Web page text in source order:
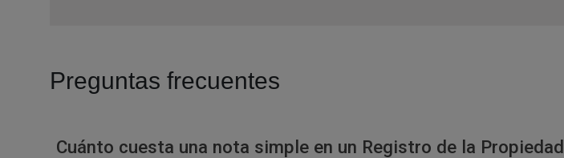
Preguntas frecuentes
Cuánto cuesta una nota simple en un Registro de la Propiedad